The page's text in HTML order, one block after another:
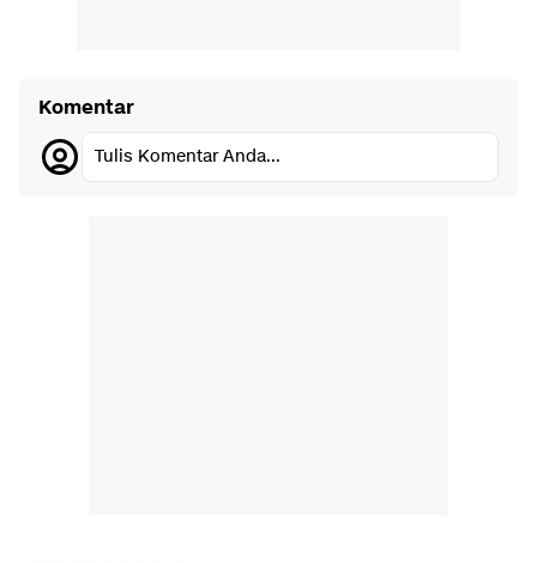
Komentar
Tulis Komentar Anda...